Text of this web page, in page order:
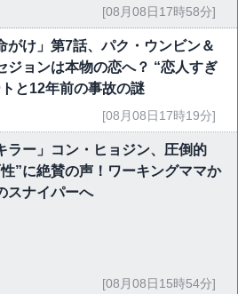
[08月08日17時58分]
がけ」第7話、パク・ウンビン＆
ジョンは本物の恋へ？ “恋人すぎ
と12年前の事故の謎
[08月08日17時19分]
ラー」コン・ヒョジン、圧倒的
”に絶賛の声！ワーキングママか
スナイパーへ
[08月08日15時54分]